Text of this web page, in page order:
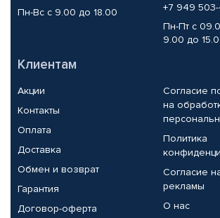
Пн-Вс с 9.00 до 18.00
+7 949
Пн-Пт с
9.00 до
Клиентам
Акции
Контакты
Оплата
Доставка
Обмен и возврат
Гарантия
Договор-оферта
Согласие
на
Политика
Согласие
рекламы
О нас